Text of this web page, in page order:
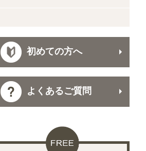
初めての方へ
よくあるご質問